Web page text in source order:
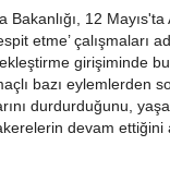
Bakanlığı, 12 Mayıs'ta
etme’ çalışmaları
girişiminde
bazı eylemlerden
durdurduğunu,
devam ettiğini